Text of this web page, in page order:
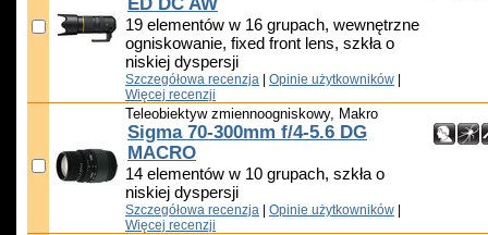
19 elementów w 16 grupach, wewnętrzne
ogniskowanie, fixed front lens, szkła o
niskiej dyspersji
Szczegółowa recenzja Opinie użytkowników
Więcej recenzji
Teleobiektyw zmiennoogniskowy, Makro
Sigma 70-300mm f/4-5.6 DG
MACRO
14 elementów w 10 grupach, szkła o
niskiej dyspersji
Szczegółowa recenzja Opinie użytkowników
Więcej recenzji